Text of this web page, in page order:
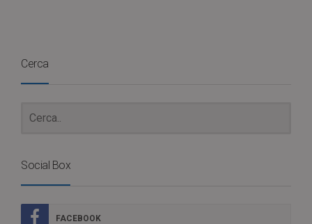
Cerca
Social Box
FACEBOOK